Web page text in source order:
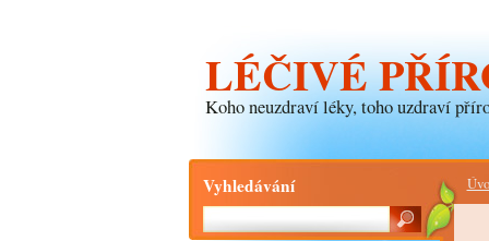
LÉČIVÉ
Koho neuzdraví léky, toho uzdraví
Vyhledávání